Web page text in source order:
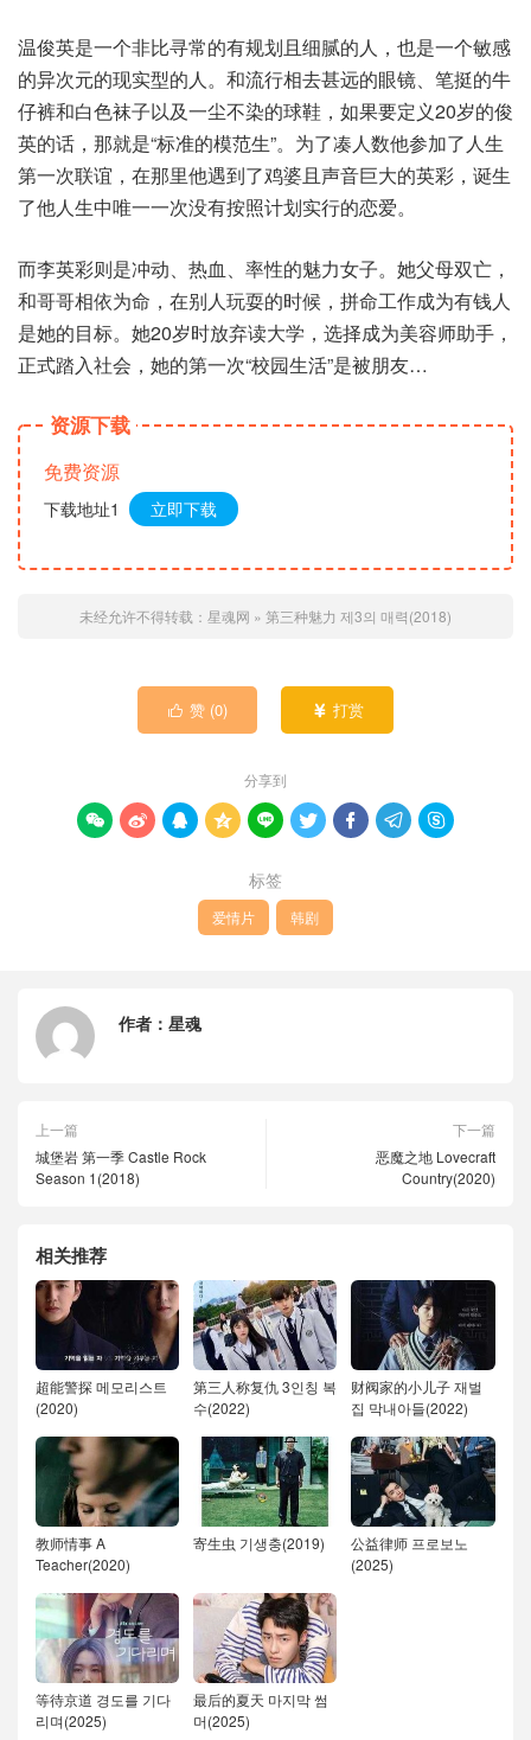
温俊英是一个非比寻常的有规划且细腻的人，也是一个敏感
的异次元的现实型的人。和流行相去甚远的眼镜、笔挺的牛
仔裤和白色袜子以及一尘不染的球鞋，如果要定义20岁的俊
英的话，那就是“标准的模范生”。为了凑人数他参加了人生
第一次联谊，在那里他遇到了鸡婆且声音巨大的英彩，诞生
了他人生中唯一一次没有按照计划实行的恋爱。
而李英彩则是冲动、热血、率性的魅力女子。她父母双亡，
和哥哥相依为命，在别人玩耍的时候，拼命工作成为有钱人
是她的目标。她20岁时放弃读大学，选择成为美容师助手，
正式踏入社会，她的第一次“校园生活”是被朋友…
资源下载
免费资源
下载地址1 立即下载
未经允许不得转载： 星魂网 » 第三种魅力 제3의 매력(2018)
 赞 (0)  打赏
分享到
        
标签
爱情片 韩剧
作者： 星魂
上一篇
城堡岩 第一季 Castle Rock
Season 1(2018)
下一篇
恶魔之地 Lovecraft
Country(2020)
相关推荐
超能警探 메모리스트
(2020)
第三人称复仇 3인칭 복
수(2022)
财阀家的小儿子 재벌
집 막내아들(2022)
教师情事 A
Teacher(2020)
寄生虫 기생충(2019)
公益律师 프로보노
(2025)
等待京道 경도를 기다
리며(2025)
最后的夏天 마지막 썸
머(2025)